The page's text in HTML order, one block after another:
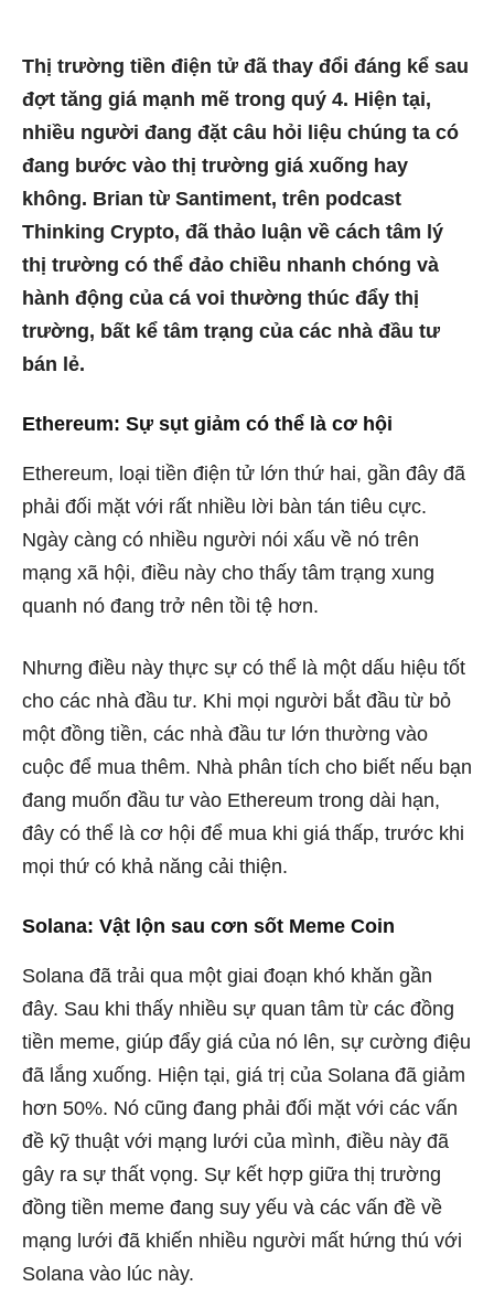
Thị trường tiền điện tử đã thay đổi đáng kể sau
đợt tăng giá mạnh mẽ trong quý 4. Hiện tại,
nhiều người đang đặt câu hỏi liệu chúng ta có
đang bước vào thị trường giá xuống hay
không. Brian từ Santiment, trên podcast
Thinking Crypto, đã thảo luận về cách tâm lý
thị trường có thể đảo chiều nhanh chóng và
hành động của cá voi thường thúc đẩy thị
trường, bất kể tâm trạng của các nhà đầu tư
bán lẻ.
Ethereum: Sự sụt giảm có thể là cơ hội
Ethereum, loại tiền điện tử lớn thứ hai, gần đây đã
phải đối mặt với rất nhiều lời bàn tán tiêu cực.
Ngày càng có nhiều người nói xấu về nó trên
mạng xã hội, điều này cho thấy tâm trạng xung
quanh nó đang trở nên tồi tệ hơn.
Nhưng điều này thực sự có thể là một dấu hiệu tốt
cho các nhà đầu tư. Khi mọi người bắt đầu từ bỏ
một đồng tiền, các nhà đầu tư lớn thường vào
cuộc để mua thêm. Nhà phân tích cho biết nếu bạn
đang muốn đầu tư vào Ethereum trong dài hạn,
đây có thể là cơ hội để mua khi giá thấp, trước khi
mọi thứ có khả năng cải thiện.
Solana: Vật lộn sau cơn sốt Meme Coin
Solana đã trải qua một giai đoạn khó khăn gần
đây. Sau khi thấy nhiều sự quan tâm từ các đồng
tiền meme, giúp đẩy giá của nó lên, sự cường điệu
đã lắng xuống. Hiện tại, giá trị của Solana đã giảm
hơn 50%. Nó cũng đang phải đối mặt với các vấn
đề kỹ thuật với mạng lưới của mình, điều này đã
gây ra sự thất vọng. Sự kết hợp giữa thị trường
đồng tiền meme đang suy yếu và các vấn đề về
mạng lưới đã khiến nhiều người mất hứng thú với
Solana vào lúc này.